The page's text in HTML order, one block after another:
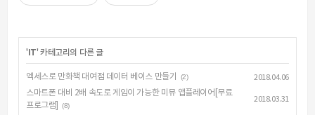
'IT' 카테고리의 다른 글
엑세스로 만화책 대여점 데이터 베이스 만들기 (2)
2018.04.06
스마트폰 대비 2배 속도로 게임이 가능한 미뮤 앱플레이어[무료
프로그램]
(8)
2018.03.31